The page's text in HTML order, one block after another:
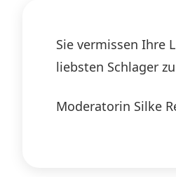
Sie vermissen Ihre
liebsten Schlager
Moderatorin Silke